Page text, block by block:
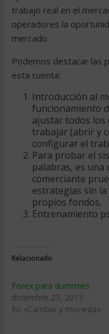
trabajo real en el
operadores la
mercado.
Podemos destacar las
esta cuenta:
Introducción al
funcionamiento
ajustar todos los
trabajar (abrir y
configurar el
Para probar el
palabras, es
comerciante
estrategias sin
propios fondos.
Entrenamiento
Relacionado
Forex para dummies
diciembre 27, 2013
En «Cambio y moneda»